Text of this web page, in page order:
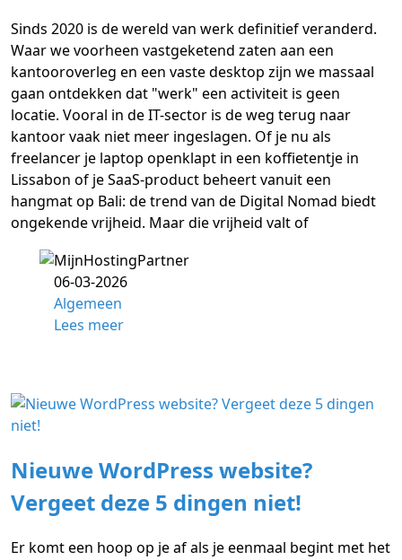
Sinds 2020 is de wereld van werk definitief veranderd.
Waar we voorheen vastgeketend zaten aan een
kantooroverleg en een vaste desktop zijn we massaal
gaan ontdekken dat "werk" een activiteit is geen
locatie. Vooral in de IT-sector is de weg terug naar
kantoor vaak niet meer ingeslagen. Of je nu als
freelancer je laptop openklapt in een koffietentje in
Lissabon of je SaaS-product beheert vanuit een
hangmat op Bali: de trend van de Digital Nomad biedt
ongekende vrijheid. Maar die vrijheid valt of
06-03-2026
Algemeen
Lees meer
Nieuwe WordPress website?
Vergeet deze 5 dingen niet!
Er komt een hoop op je af als je eenmaal begint met het